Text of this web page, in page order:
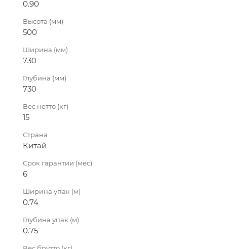
0.90
Высота (мм)
500
Ширина (мм)
730
Глубина (мм)
730
Вес нетто (кг)
15
Страна
Китай
Срок гарантии (мес)
6
Ширина упак (м)
0.74
Глубина упак (м)
0.75